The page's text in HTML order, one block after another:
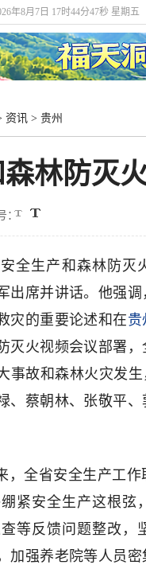
年8月7日 17时44分48秒 星期五
资讯 > 贵州
林防灭
：
全生产和森林防灭
出席并讲话。他强
灾的重要论述和在贵
灭火视频会议部署
事故和森林火灾发
、蔡朝林、张敬平
，全省安全生产工
紧安全生产这根弦
等反馈问题整改，
加强养老院等人员